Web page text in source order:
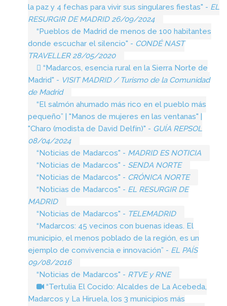
la paz y 4 fechas para vivir sus singulares fiestas" - EL
RESURGIR DE MADRID 26/09/2024
“Pueblos de Madrid de menos de 100 habitantes
donde escuchar el silencio" - CONDÉ NAST
TRAVELLER 28/05/2020
“Madarcos, esencia rural en la Sierra Norte de
Madrid" - VISIT MADRID / Turismo de la Comunidad
de Madrid
“El salmón ahumado más rico en el pueblo más
pequeño” | "Manos de mujeres en las ventanas" |
"Charo (modista de David Delfín)" - GUÍA REPSOL
08/04/2024
“Noticias de Madarcos" - MADRID ES NOTICIA
“Noticias de Madarcos" - SENDA NORTE
“Noticias de Madarcos" - CRÓNICA NORTE
“Noticias de Madarcos" - EL RESURGIR DE
MADRID
“Noticias de Madarcos" - TELEMADRID
“Madarcos: 45 vecinos con buenas ideas. El
municipio, el menos poblado de la región, es un
ejemplo de convivencia e innovación” - EL PAÍS
09/08/2016
“Noticias de Madarcos" - RTVE y RNE
“Tertulia El Cocido: Alcaldes de La Acebeda,
Madarcos y La Hiruela, los 3 municipios más